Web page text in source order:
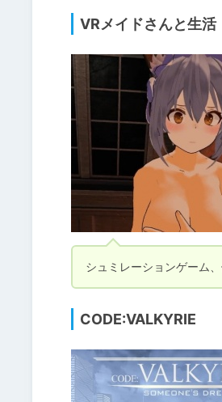
VRメイドさんと生活
CODE:VALKYRIE